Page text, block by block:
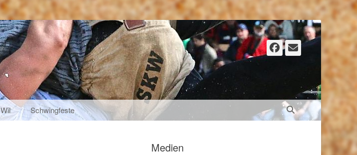
Facebook
E-
Mail
Wil Schwingfeste Suchen
Medien